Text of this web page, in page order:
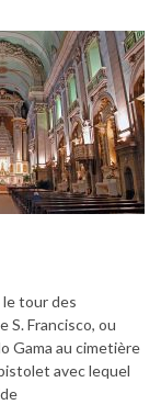
tour des
S. Francisco, ou
Gama au cimetière
avec lequel